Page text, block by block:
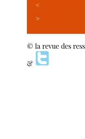
<
>
© la revue des
&